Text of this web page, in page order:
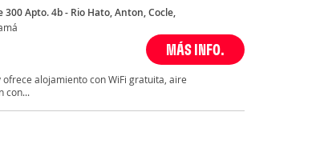
300 Apto. 4b - Rio Hato, Anton, Cocle,
MÁS INFO.
alojamiento con WiFi gratuita, aire
con...